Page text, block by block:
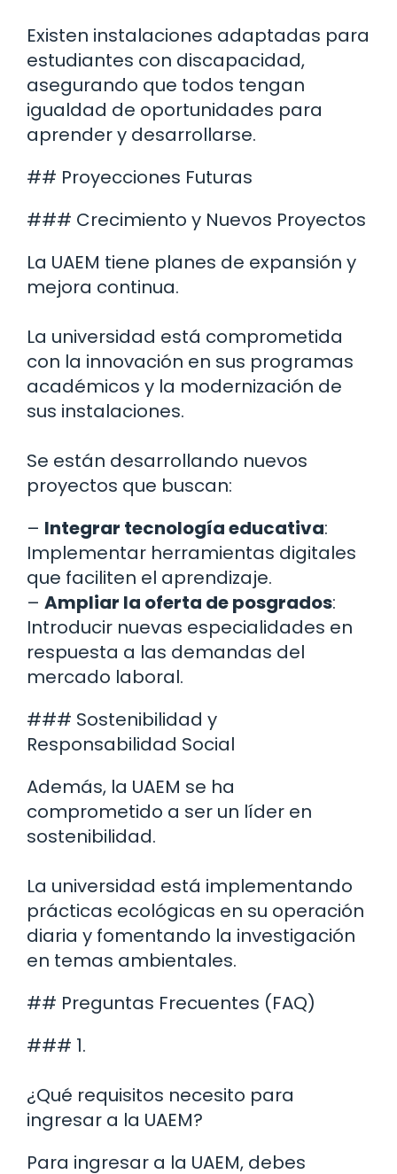
Existen instalaciones adaptadas para
estudiantes con discapacidad,
asegurando que todos tengan
igualdad de oportunidades para
aprender y desarrollarse.
## Proyecciones Futuras
### Crecimiento y Nuevos Proyectos
La UAEM tiene planes de expansión y
mejora continua.
La universidad está comprometida
con la innovación en sus programas
académicos y la modernización de
sus instalaciones.
Se están desarrollando nuevos
proyectos que buscan:
– Integrar tecnología educativa:
Implementar herramientas digitales
que faciliten el aprendizaje.
– Ampliar la oferta de posgrados:
Introducir nuevas especialidades en
respuesta a las demandas del
mercado laboral.
### Sostenibilidad y
Responsabilidad Social
Además, la UAEM se ha
comprometido a ser un líder en
sostenibilidad.
La universidad está implementando
prácticas ecológicas en su operación
diaria y fomentando la investigación
en temas ambientales.
## Preguntas Frecuentes (FAQ)
### 1.
¿Qué requisitos necesito para
ingresar a la UAEM?
Para ingresar a la UAEM, debes